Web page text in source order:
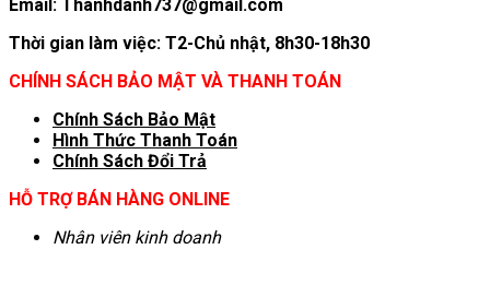
Email: Thanhdanh737@gmail.com
Thời gian làm việc: T2-Chủ nhật, 8h30-18h30
CHÍNH SÁCH BẢO MẬT VÀ THANH TOÁN
Chính Sách Bảo Mật
Hình Thức Thanh Toán
Chính Sách Đổi Trả
HỖ TRỢ BÁN HÀNG ONLINE
Nhân viên kinh doanh